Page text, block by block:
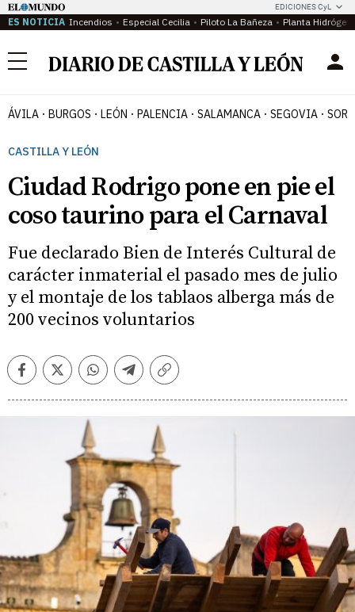
EDICIONES CyL
ES NOTICIA Incendios Especial Cecilia Piloto La Bañeza Planta
Menú
ÁVILA BURGOS LEÓN PALENCIA SALAMANCA SEGOVIA
CASTILLA Y LEÓN
Ciudad Rodrigo pone en pie el
coso taurino para el Carnaval
Fue declarado Bien de Interés Cultural de
carácter inmaterial el pasado mes de julio
y el montaje de los tablaos alberga más de
200 vecinos voluntarios
FacebookTwitterWhatsappTelegramCopiar